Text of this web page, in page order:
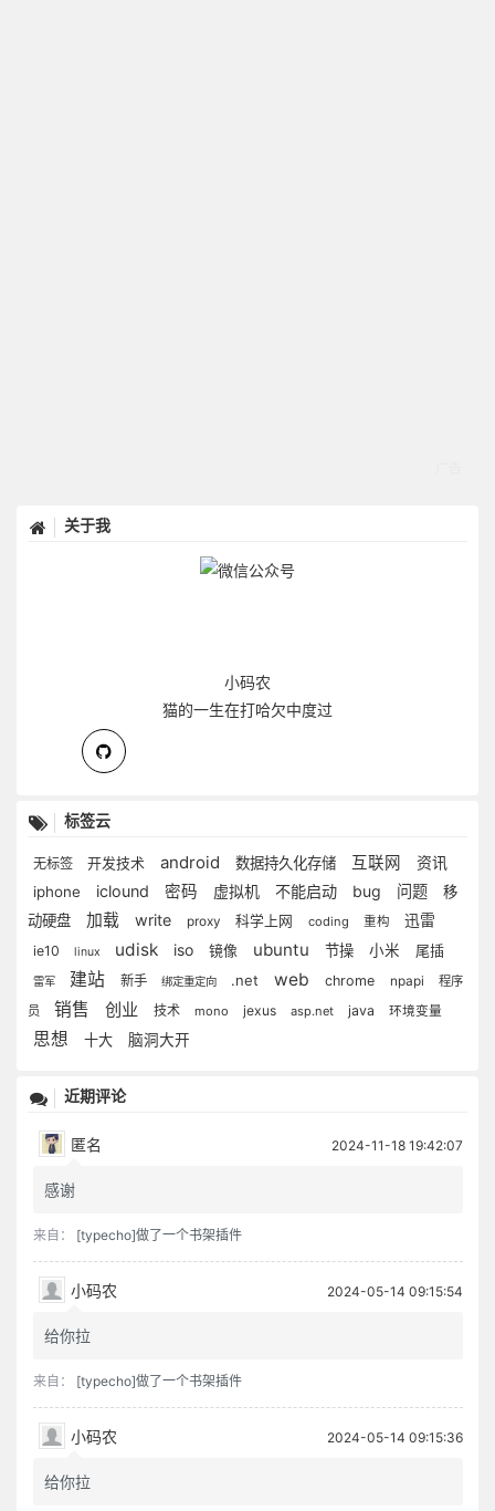
关于我
小码农
猫的一生在打哈欠中度过
标签云
无标签 开发技术 android 数据持久化存储 互联网 资讯
iphone iclound 密码 虚拟机 不能启动 bug 问题
移
动硬盘
加载 write proxy 科学上网 coding 重构 迅雷
ie10 linux udisk iso 镜像 ubuntu 节操 小米 尾插
雷军 建站 新手 绑定重定向 .net web chrome npapi
程序
员
销售 创业 技术 mono jexus asp.net java 环境变量
思想 十大 脑洞大开
近期评论
匿名 2024-11-18 19:42:07
感谢
来自： [typecho]做了一个书架插件
小码农 2024-05-14 09:15:54
给你拉
来自： [typecho]做了一个书架插件
小码农 2024-05-14 09:15:36
给你拉